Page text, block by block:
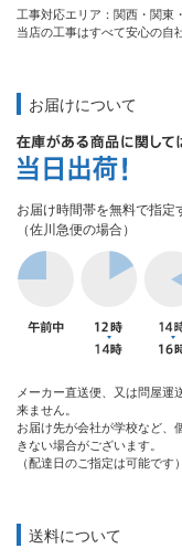
工事対応エリア：関西・関東
当店の工事はすべて安心の自
お届けについて
お届け時間帯を無料で指定
（佐川急便の場合）
メーカー直送便、又は問屋運
来ません。
お届け先が会社が学校など、
きない場合がございます。
（配達日のご指定は可能です）
送料について